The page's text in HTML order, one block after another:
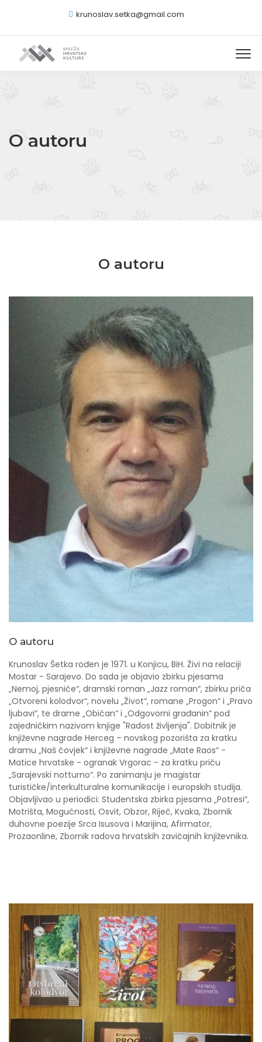
krunoslav.setka@gmail.com
O autoru
O autoru
O autoru
Krunoslav Šetka rođen je 1971. u Konjicu, BiH. Živi na relaciji
Mostar - Sarajevo. Do sada je objavio zbirku pjesama
„Nemoj, pjesniče“, dramski roman „Jazz roman“, zbirku priča
„Otvoreni kolodvor“, novelu „Život“, romane „Progon“ i „Pravo
ljubavi“, te drame „Običan“ i „Odgovorni građanin“ pod
zajedničkim nazivom knjige "Radost življenja". Dobitnik je
književne nagrade Herceg – novskog pozorišta za kratku
dramu „Naš čovjek“ i književne nagrade „Mate Raos“ -
Matice hrvatske - ogranak Vrgorac - za kratku priču
„Sarajevski notturno“. Po zanimanju je magistar
turističke/interkulturalne komunikacije i europskih studija.
Objavljivao u periodici: Studentska zbirka pjesama „Potresi“,
Motrišta, Mogućnosti, Osvit, Obzor, Riječ, Kvaka, Zbornik
duhovne poezije Srca Isusova i Marijina, Afirmator,
Prozaonline, Zbornik radova hrvatskih zavičajnih književnika.